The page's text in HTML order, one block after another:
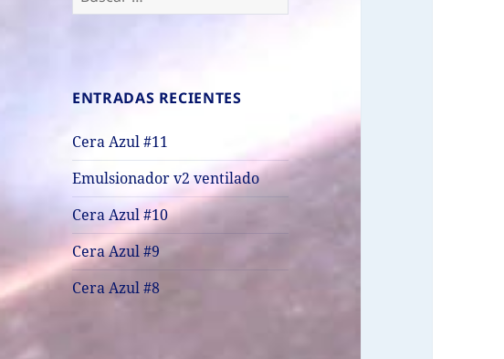
ENTRADAS RECIENTES
Cera Azul #11
Emulsionador v2 ventilado
Cera Azul #10
Cera Azul #9
Cera Azul #8